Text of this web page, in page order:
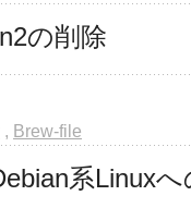
の削除
, Brew-file
系Linuxへ